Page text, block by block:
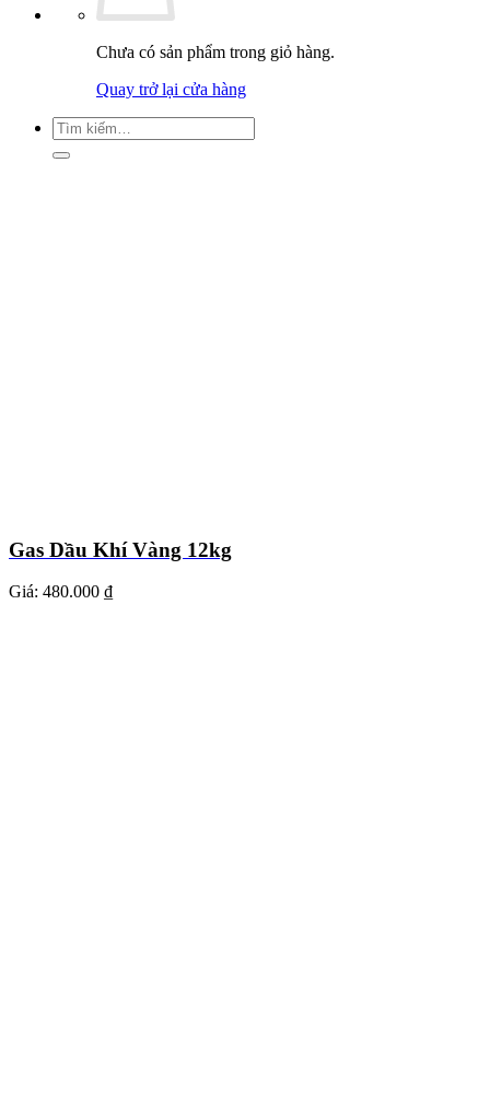
Chưa có sản phẩm trong giỏ hàng.
Quay trở lại cửa hàng
Tìm
kiếm:
Gas Dầu Khí Vàng 12kg
Giá: 480.000 ₫